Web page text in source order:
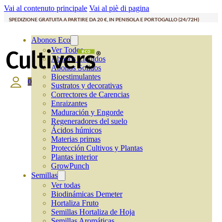
Vai al contenuto principale Vai al piè di pagina
SPEDIZIONE GRATUITA A PARTIRE DA 20 €, IN PENISOLA E PORTOGALLO (24/72H)
Abonos Eco
Ver Todos
Abonos Líquidos
Abonos Solidos
Bioestimulantes
Sustratos y decorativas
Correctores de Carencias
Enraizantes
Maduración y Engorde
Regeneradores del suelo
Ácidos húmicos
Materias primas
Protección Cultivos y Plantas
Plantas interior
GrowPunch
Semillas
Ver todas
Biodinámicas Demeter
Hortaliza Fruto
Semillas Hortaliza de Hoja
0